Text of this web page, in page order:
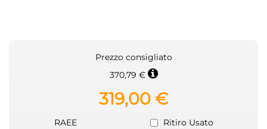
Prezzo consigliato
370,79 €
319,00 €
RAEE Ritiro Usato